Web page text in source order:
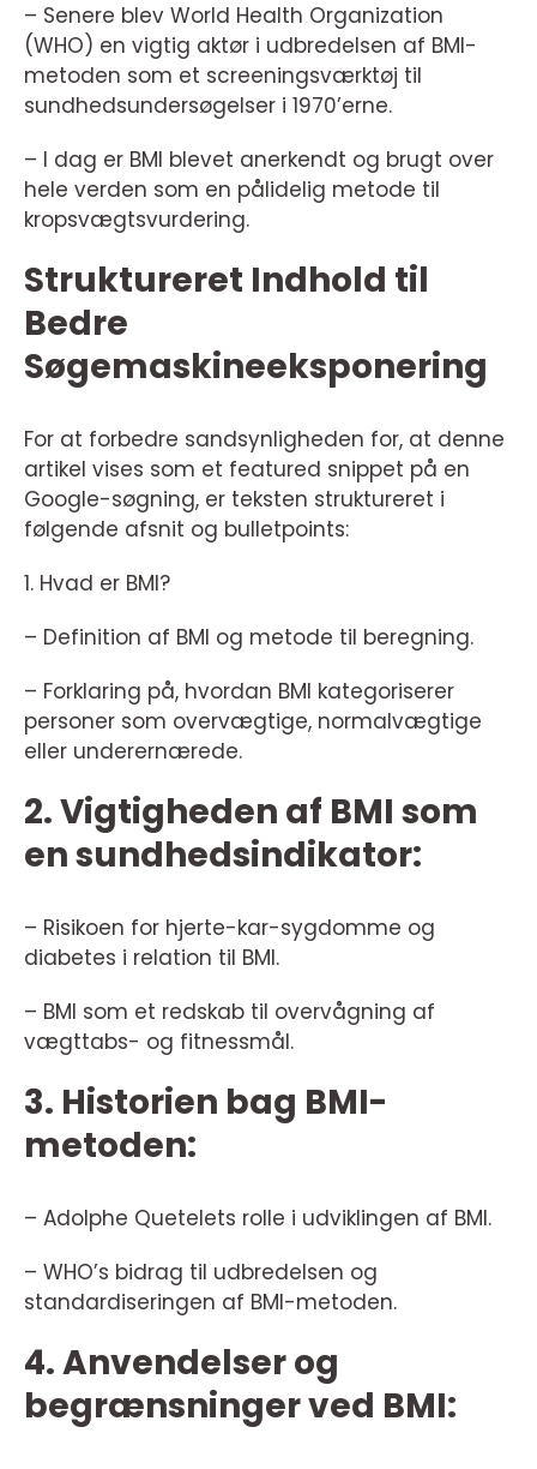
– Senere blev World Health Organization
(WHO) en vigtig aktør i udbredelsen af BMI-
metoden som et screeningsværktøj til
sundhedsundersøgelser i 1970’erne.
– I dag er BMI blevet anerkendt og brugt over
hele verden som en pålidelig metode til
kropsvægtsvurdering.
Struktureret Indhold til
Bedre
Søgemaskineeksponering
For at forbedre sandsynligheden for, at denne
artikel vises som et featured snippet på en
Google-søgning, er teksten struktureret i
følgende afsnit og bulletpoints:
1. Hvad er BMI?
– Definition af BMI og metode til beregning.
– Forklaring på, hvordan BMI kategoriserer
personer som overvægtige, normalvægtige
eller underernærede.
2. Vigtigheden af BMI som
en sundhedsindikator:
– Risikoen for hjerte-kar-sygdomme og
diabetes i relation til BMI.
– BMI som et redskab til overvågning af
vægttabs- og fitnessmål.
3. Historien bag BMI-
metoden:
– Adolphe Quetelets rolle i udviklingen af BMI.
– WHO’s bidrag til udbredelsen og
standardiseringen af BMI-metoden.
4. Anvendelser og
begrænsninger ved BMI: